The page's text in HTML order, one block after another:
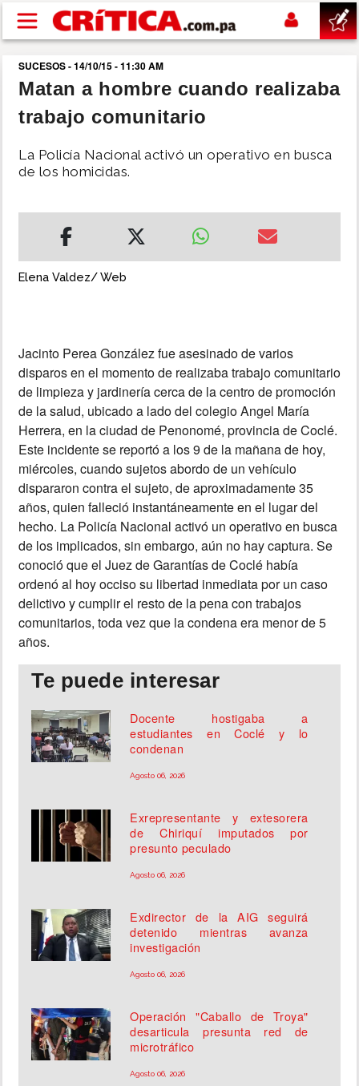
Pasar al contenido principal
buscar
SUCESOS
NACIONAL
INSÓLITAS
MULTIMEDIA
SUCESOS - 14/10/15 - 11:30 AM
Matan a hombre cuando realizaba
trabajo comunitario
La Policía Nacional activó un operativo en busca
de los homicidas.
Elena Valdez/ Web
Jacinto Perea González fue asesinado de varios
disparos en el momento de realizaba trabajo comunitario
de limpieza y jardinería cerca de la centro de promoción
de la salud, ubicado a lado del colegio Angel María
Herrera, en la ciudad de Penonomé, provincia de Coclé.
Este incidente se reportó a los 9 de la mañana de hoy,
miércoles, cuando sujetos abordo de un vehículo
dispararon contra el sujeto, de aproximadamente 35
años, quien falleció instantáneamente en el lugar del
hecho. La Policía Nacional activó un operativo en busca
de los implicados, sin embargo, aún no hay captura. Se
conoció que el Juez de Garantías de Coclé había
ordenó al hoy occiso su libertad inmediata por un caso
delictivo y cumplir el resto de la pena con trabajos
comunitarios, toda vez que la condena era menor de 5
años.
Te puede interesar
Docente hostigaba a
estudiantes en Coclé y lo
condenan
Agosto 06, 2026
Exrepresentante y extesorera
de Chiriquí imputados por
presunto peculado
Agosto 06, 2026
Exdirector de la AIG seguirá
detenido mientras avanza
investigación
Agosto 06, 2026
Operación "Caballo de Troya"
desarticula presunta red de
microtráfico
Agosto 06, 2026